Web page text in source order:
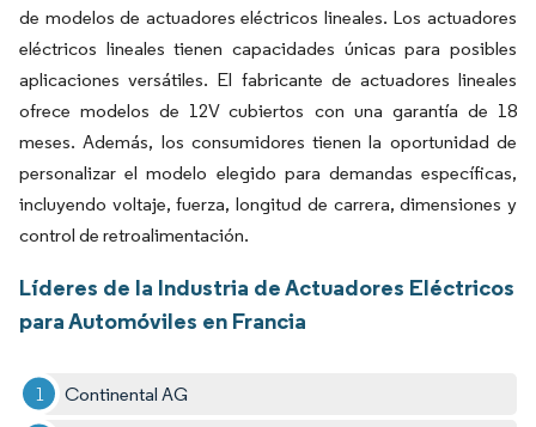
de modelos de actuadores eléctricos lineales. Los actuadores
eléctricos lineales tienen capacidades únicas para posibles
aplicaciones versátiles. El fabricante de actuadores lineales
ofrece modelos de 12V cubiertos con una garantía de 18
meses. Además, los consumidores tienen la oportunidad de
personalizar el modelo elegido para demandas específicas,
incluyendo voltaje, fuerza, longitud de carrera, dimensiones y
control de retroalimentación.
Líderes de la Industria de Actuadores Eléctricos
para Automóviles en Francia
Continental AG